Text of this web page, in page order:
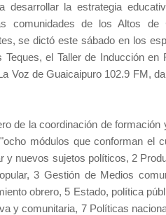
desarrollar la estrategia
comunidades de los Altos de
se dictó este sábado en los
Teques, el Taller de Inducción en
Voz de Guaicaipuro 102.9 FM,
de la coordinación de formación
módulos que conforman el
y nuevos sujetos políticos, 2
3 Gestión de Medios
obrero, 5 Estado, política
y comunitaria, 7 Políticas